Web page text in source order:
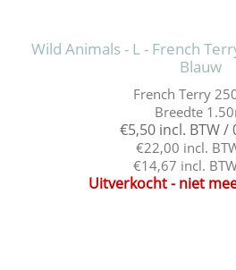
Wild Animals - L - French
Blauw
French Terry
Breedte
€5,50 incl. BTW /
€22,00 incl.
€14,67 incl.
Uitverkocht - niet